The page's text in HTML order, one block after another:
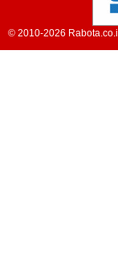
© 2010-2026 Rabota.co.il